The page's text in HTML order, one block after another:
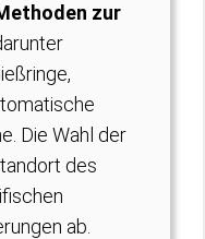
zur
Die Wahl der
des
ab.